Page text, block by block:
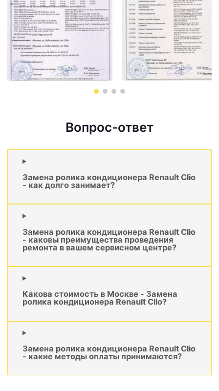
Вопрос-ответ
Замена ролика кондиционера Renault Clio
- как долго занимает?
Замена ролика кондиционера Renault Clio
- каковы преимущества проведения
ремонта в вашем сервисном центре?
Какова стоимость в Москве - Замена
ролика кондиционера Renault Clio?
Замена ролика кондиционера Renault Clio
- какие методы оплаты принимаются?